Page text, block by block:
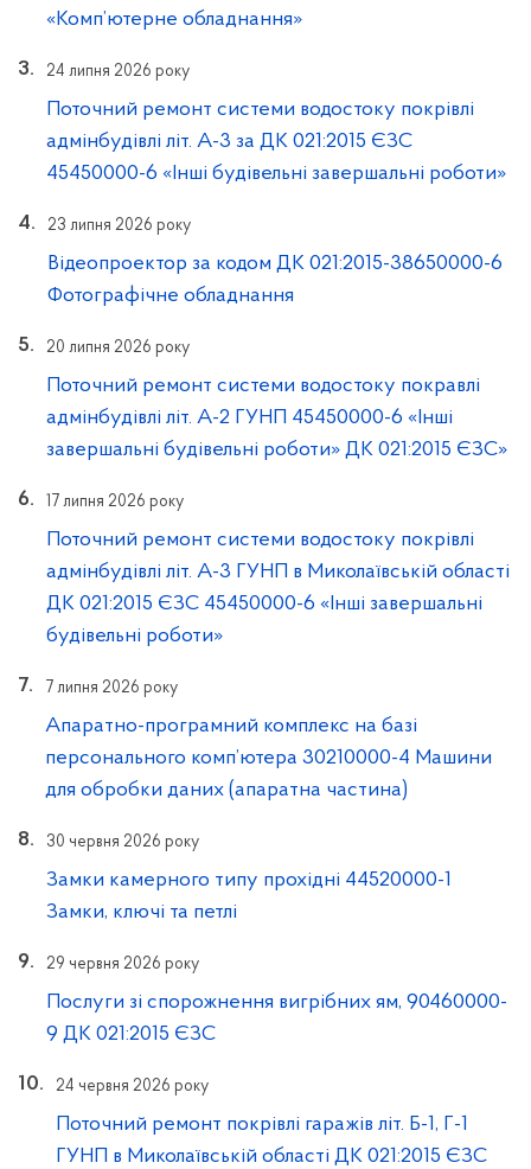
«Комп’ютерне обладнання»
24 липня 2026 року
Поточний ремонт системи водостоку покрівлі
адмінбудівлі літ. А-3 за ДК 021:2015 ЄЗС
45450000-6 «Інші будівельні завершальні роботи»
23 липня 2026 року
Відеопроектор за кодом ДК 021:2015-38650000-6
Фотографічне обладнання
20 липня 2026 року
Поточний ремонт системи водостоку покравлі
адмінбудівлі літ. А-2 ГУНП 45450000-6 «Інші
завершальні будівельні роботи» ДК 021:2015 ЄЗС»
17 липня 2026 року
Поточний ремонт системи водостоку покрівлі
адмінбудівлі літ. А-3 ГУНП в Миколаївській області
ДК 021:2015 ЄЗС 45450000-6 «Інші завершальні
будівельні роботи»
7 липня 2026 року
Апаратно-програмний комплекс на базі
персонального комп’ютера 30210000-4 Машини
для обробки даних (апаратна частина)
30 червня 2026 року
Замки камерного типу прохідні 44520000-1
Замки, ключі та петлі
29 червня 2026 року
Послуги зі спорожнення вигрібних ям, 90460000-
9 ДК 021:2015 ЄЗС
24 червня 2026 року
Поточний ремонт покрівлі гаражів літ. Б-1, Г-1
ГУНП в Миколаївській області ДК 021:2015 ЄЗС